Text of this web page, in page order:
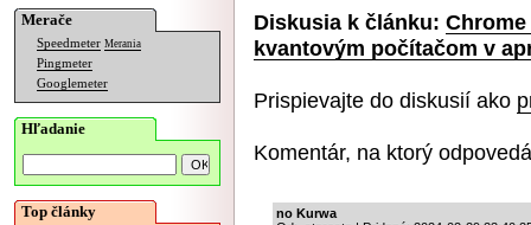
Merače
Speedmeter Merania
Pingmeter
Googlemeter
Hľadanie
Top články
Diskusia k článku:
kvantovým počítačom v
Prispievajte do diskusií ako
Komentár, na ktorý
no Kurwa